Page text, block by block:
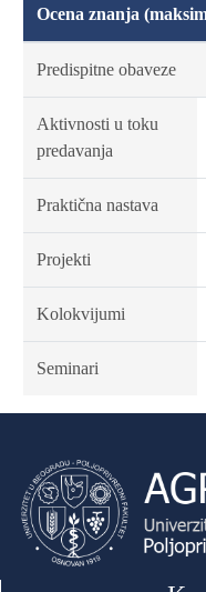
Ocena znanja
Predispitne obaveze
Aktivnosti u toku
predavanja
Praktična nastava
Projekti
Kolokvijumi
Seminari